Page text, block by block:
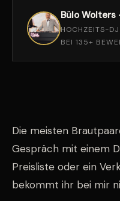
Bülo Wolters
HOCHZEITS-
BEI 135+
Die meisten
Gespräch mit einem
Preisliste oder ein
bekommt ihr bei mir